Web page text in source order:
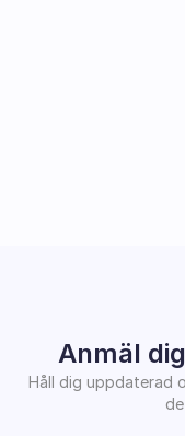
Anmäl
Håll dig uppdaterad